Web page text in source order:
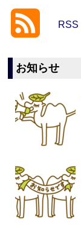
RSS
お知らせ